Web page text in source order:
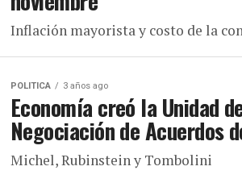
Inflación mayorista y costo de la
POLITICA 3 años ago
Economía creó la Unidad
Negociación de Acuerdos
Michel, Rubinstein y Tombolini